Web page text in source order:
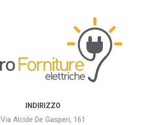
INDIRIZZO
Via Alcide De Gasperi, 161